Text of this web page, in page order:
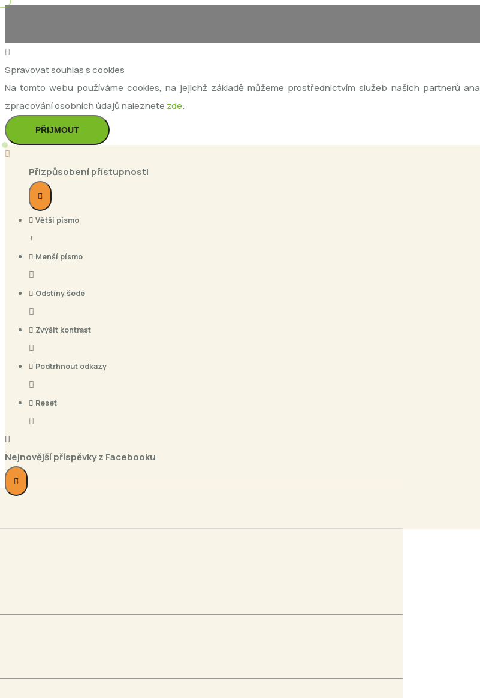
Spravovat souhlas s cookies
Na tomto webu používáme cookies, na jejichž základě můžeme prostřednictvím služeb našich partnerů
zpracování osobních údajů naleznete zde.
PŘIJMOUT
Přizpůsobení přístupnosti
Větší písmo
Menší písmo
Odstíny šedé
Zvýšit kontrast
Podtrhnout odkazy
Reset
Nejnovější příspěvky z Facebooku